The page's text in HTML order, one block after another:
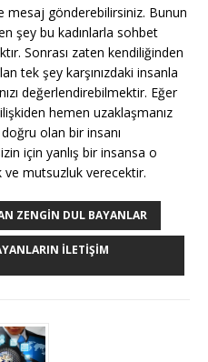
mesaj gönderebilirsiniz. Bunun
şey bu kadınlarla sohbet
Sonrası zaten kendiliğinden
tek şey karşınızdaki insanla
değerlendirebilmektir. Eğer
hemen uzaklaşmanız
olan bir insanı
için yanlış bir insansa o
ve mutsuzluk verecektir.
ZENGIN DUL BAYANLAR
İLETIŞIM